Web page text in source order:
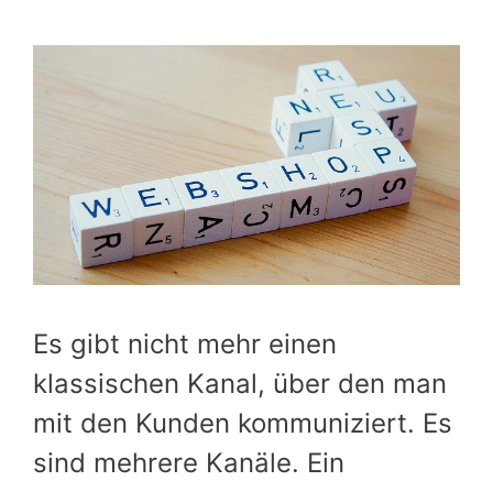
Es gibt nicht mehr einen
klassischen Kanal, über den man
mit den Kunden kommuniziert. Es
sind mehrere Kanäle. Ein